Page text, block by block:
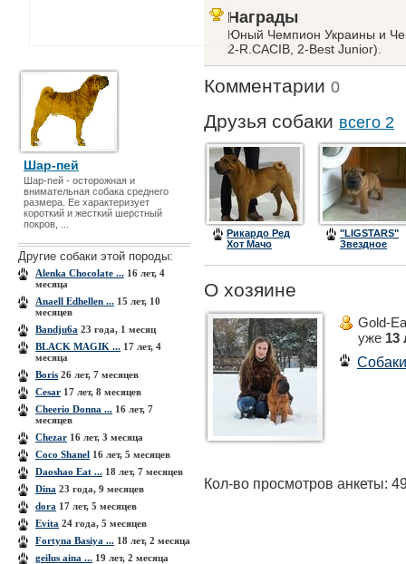
Шар-пей
Шар-пей - осторожная и
внимательная собака среднего
размера. Ее характеризует
короткий и жесткий шерстный
покров, ...
Другие собаки этой породы:
Alenka Chocolate ... 16 лет, 4
месяца
Anaell Edhellen ... 15 лет, 10
месяцев
Bandju6a 23 года, 1 месяц
BLACK MAGIK ... 17 лет, 4
месяца
Boris 26 лет, 7 месяцев
Cesar 17 лет, 8 месяцев
Cheerio Donna ... 16 лет, 7
месяцев
Chezar 16 лет, 3 месяца
Coco Shanel 16 лет, 5 месяцев
Daoshao Eat ... 18 лет, 7 месяцев
Dina 23 года, 9 месяцев
dora 17 лет, 5 месяцев
Evita 24 года, 5 месяцев
Fortyna Basiya ... 18 лет, 2 месяца
geilus aina ... 19 лет, 2 месяца
Награды
Юный Чемпион Украины и
2-R.CACIB, 2-Best Junior).
Комментарии 0
Друзья собаки всего 2
Рикардо Ред
Хот Мачо
"LIGSTARS"
Звездное
О хозяине
Gold-
уже 13
Собаки
Кол-во просмотров анкеты: